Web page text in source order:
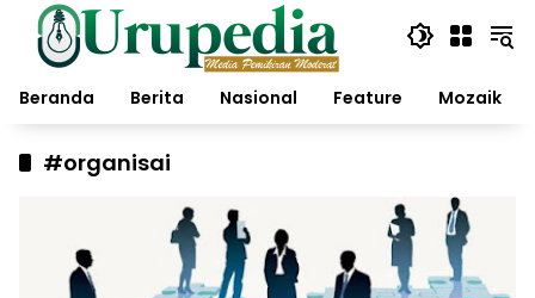
Langsung
konten
Beranda
Berita Nasional Feature Mozaik
#organisai